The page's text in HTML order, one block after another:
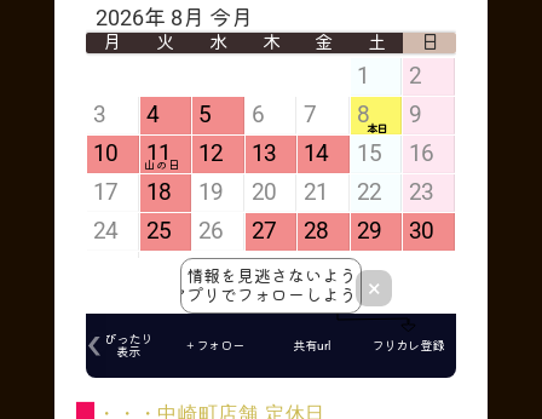
■ ・・・中崎町店舗 定休日